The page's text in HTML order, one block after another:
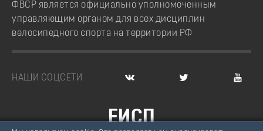
ФВСР является официально уполномоченным
управляющим органом для всех дисциплин
велосипедного спорта на территории РФ
НАШИ СОЦСЕТИ
ЕИСП